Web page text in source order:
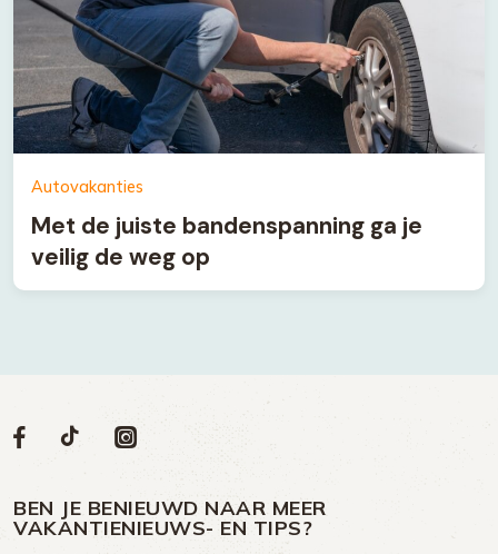
Autovakanties
Met de juiste bandenspanning ga je
veilig de weg op
Volg
op
Social
Volg
op
Facebook
Volg
op
TikTok
Volg
op
Instagram
BEN JE BENIEUWD NAAR MEER
VAKANTIENIEUWS- EN TIPS?